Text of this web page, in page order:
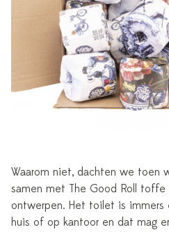
Waarom niet, dachten we toen
samen met The Good Roll
ontwerpen. Het toilet is immers
huis of op kantoor en dat mag